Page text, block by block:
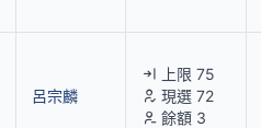
呂宗麟
上限 75
現選 72
餘額 3